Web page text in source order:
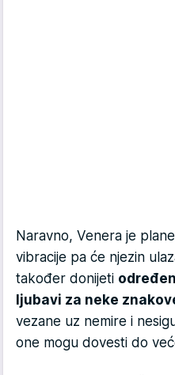
Naravno, Venera je
vibracije pa će njezin
također donijeti
ljubavi za neke
vezane uz nemire i
one mogu dovesti do